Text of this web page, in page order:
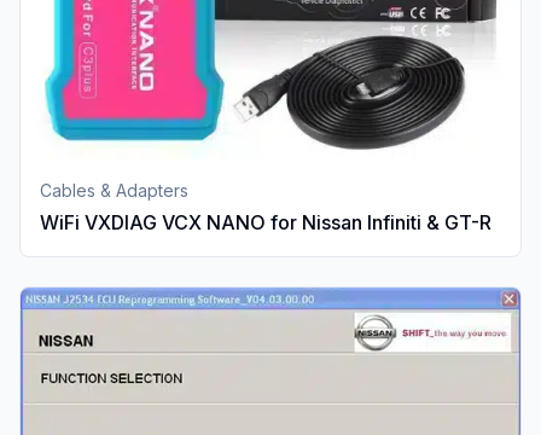
Cables & Adapters
WiFi VXDIAG VCX NANO for Nissan Infiniti & GT-R